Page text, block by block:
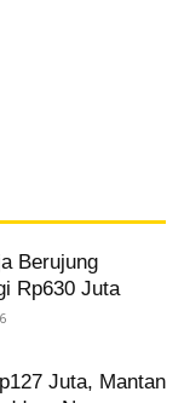
Berujung
Rp630 Juta
Juta, Mantan